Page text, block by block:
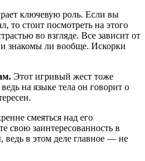
ключевую роль. Если вы
то стоит посмотреть на этого
во взгляде. Все зависит от
знакомы ли вообще. Искорки
Этот игривый жест тоже
на языке тела он говорит о
смеяться над его
свою заинтересованность в
ведь в этом деле главное — не